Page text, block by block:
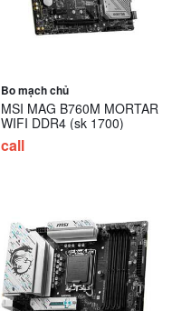
Bo mạch chủ
MSI MAG B760M MORTAR
WIFI DDR4 (sk 1700)
call